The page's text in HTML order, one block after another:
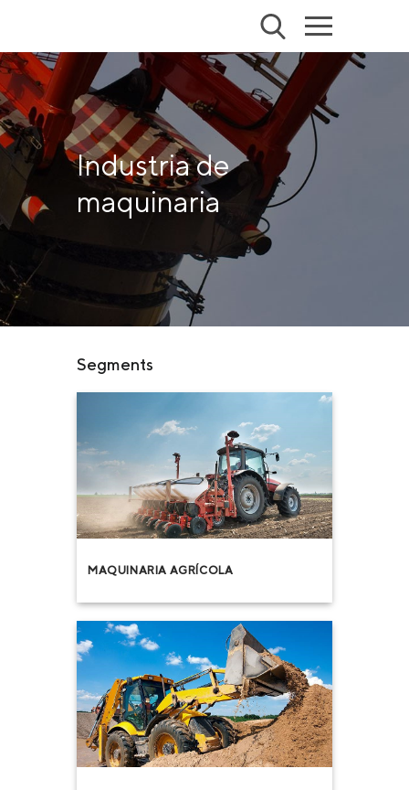
Industria de
maquinaria
Segments
MAQUINARIA AGRÍCOLA